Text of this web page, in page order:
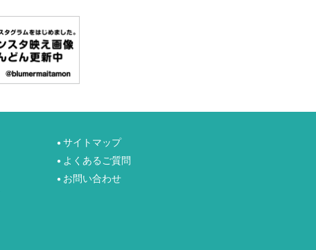
● サイトマップ
● よくあるご質問
● お問い合わせ